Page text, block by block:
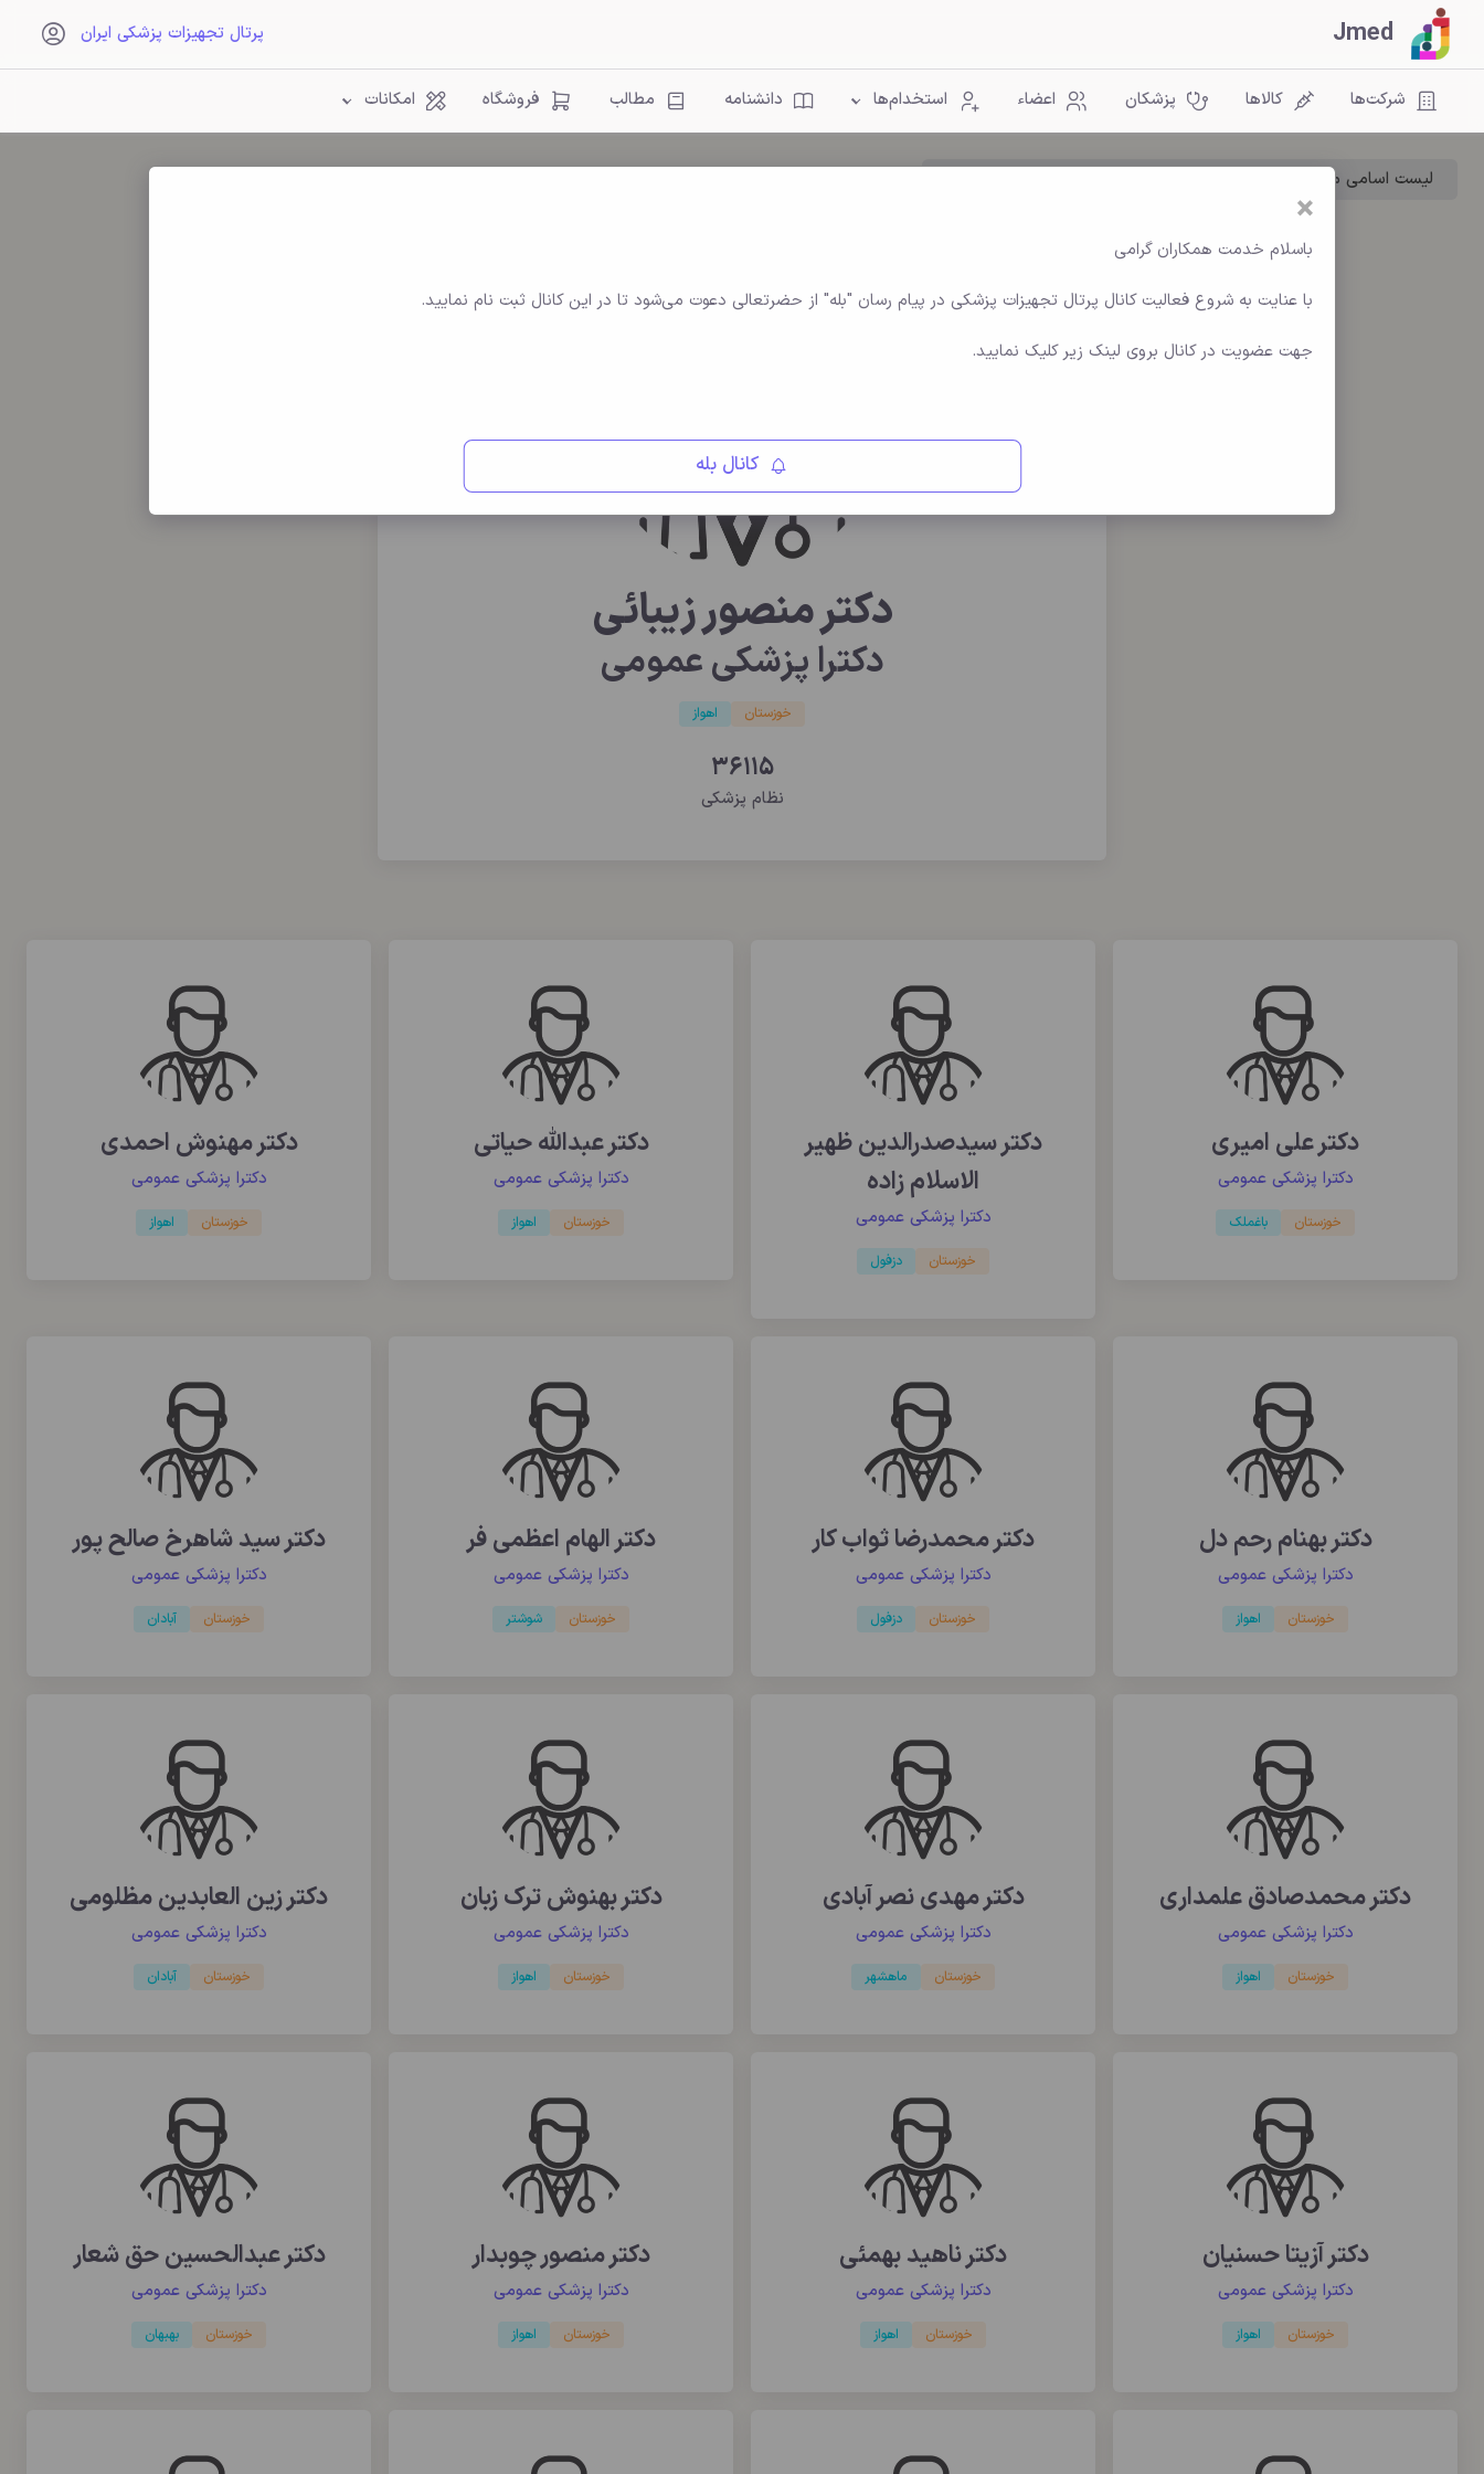
Jmed پرتال تجهیزات پزشکی ایران
شرکت‌ها کالاها پزشکان اعضاء استخدام‌ها دانشنامه مطالب فروشگاه امکانات
لیست اسامی مسئولین تجهیزات پزشکی دانشگاه ها و بیمارستان ها
دکتر منصور زیبائی
دکترا پزشکی عمومی
خوزستان اهواز
36115
نظام پزشکی
دکتر علی امیری
دکترا پزشکی عمومی
خوزستان باغملک
دکتر سیدصدرالدین ظهیر
الاسلام زاده
دکترا پزشکی عمومی
خوزستان دزفول
دکتر عبدالله حیاتی
دکترا پزشکی عمومی
خوزستان اهواز
دکتر مهنوش احمدی
دکترا پزشکی عمومی
خوزستان اهواز
دکتر بهنام رحم دل
دکترا پزشکی عمومی
خوزستان اهواز
دکتر محمدرضا ثواب کار
دکترا پزشکی عمومی
خوزستان دزفول
دکتر الهام اعظمی فر
دکترا پزشکی عمومی
خوزستان شوشتر
دکتر سید شاهرخ صالح پور
دکترا پزشکی عمومی
خوزستان آبادان
دکتر محمدصادق علمداری
دکترا پزشکی عمومی
خوزستان اهواز
دکتر مهدی نصر آبادی
دکترا پزشکی عمومی
خوزستان ماهشهر
دکتر بهنوش ترک زبان
دکترا پزشکی عمومی
خوزستان اهواز
دکتر زین العابدین مظلومی
دکترا پزشکی عمومی
خوزستان آبادان
دکتر آزیتا حسنیان
دکترا پزشکی عمومی
خوزستان اهواز
دکتر ناهید بهمئی
دکترا پزشکی عمومی
خوزستان اهواز
دکتر منصور چوبدار
دکترا پزشکی عمومی
خوزستان اهواز
دکتر عبدالحسین حق شعار
دکترا پزشکی عمومی
خوزستان بهبهان
×
باسلام خدمت همکاران گرامی
با عنایت به شروع فعالیت کانال پرتال تجهیزات پزشکی در پیام رسان "بله" از حضرتعالی دعوت می‌شود تا در این کانال ثبت نام نمایید.
جهت عضویت در کانال بروی لینک زیر کلیک نمایید.
کانال بله